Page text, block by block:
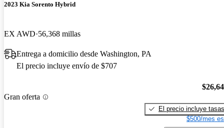
2023 Kia Sorento Hybrid
EX AWD 56,368 millas
Entrega a domicilio desde Washington, PA
El precio incluye envío de $707
Gran oferta
El precio incluye tasas
$500/mes